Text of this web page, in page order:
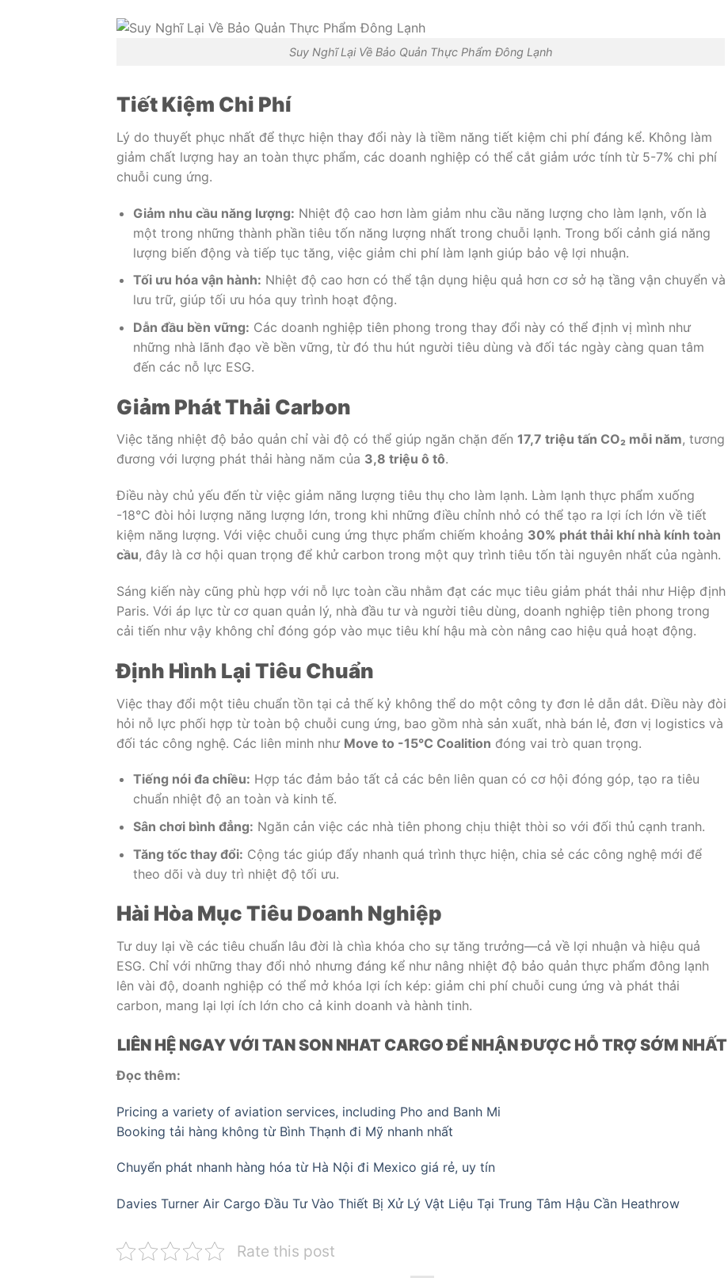
Suy Nghĩ Lại Về Bảo Quản Thực Phẩm Đông Lạnh
Tiết Kiệm Chi Phí
Lý do thuyết phục nhất để thực hiện thay đổi này là tiềm năng tiết kiệm chi phí đáng kể. Không làm
giảm chất lượng hay an toàn thực phẩm, các doanh nghiệp có thể cắt giảm ước tính từ 5-7% chi phí
chuỗi cung ứng.
Giảm nhu cầu năng lượng: Nhiệt độ cao hơn làm giảm nhu cầu năng lượng cho làm lạnh, vốn là
một trong những thành phần tiêu tốn năng lượng nhất trong chuỗi lạnh. Trong bối cảnh giá năng
lượng biến động và tiếp tục tăng, việc giảm chi phí làm lạnh giúp bảo vệ lợi nhuận.
Tối ưu hóa vận hành: Nhiệt độ cao hơn có thể tận dụng hiệu quả hơn cơ sở hạ tầng vận chuyển và
lưu trữ, giúp tối ưu hóa quy trình hoạt động.
Dẫn đầu bền vững: Các doanh nghiệp tiên phong trong thay đổi này có thể định vị mình như
những nhà lãnh đạo về bền vững, từ đó thu hút người tiêu dùng và đối tác ngày càng quan tâm
đến các nỗ lực ESG.
Giảm Phát Thải Carbon
Việc tăng nhiệt độ bảo quản chỉ vài độ có thể giúp ngăn chặn đến 17,7 triệu tấn CO₂ mỗi năm, tương
đương với lượng phát thải hàng năm của 3,8 triệu ô tô.
Điều này chủ yếu đến từ việc giảm năng lượng tiêu thụ cho làm lạnh. Làm lạnh thực phẩm xuống
-18°C đòi hỏi lượng năng lượng lớn, trong khi những điều chỉnh nhỏ có thể tạo ra lợi ích lớn về tiết
kiệm năng lượng. Với việc chuỗi cung ứng thực phẩm chiếm khoảng 30% phát thải khí nhà kính toàn
cầu, đây là cơ hội quan trọng để khử carbon trong một quy trình tiêu tốn tài nguyên nhất của ngành.
Sáng kiến này cũng phù hợp với nỗ lực toàn cầu nhằm đạt các mục tiêu giảm phát thải như Hiệp định
Paris. Với áp lực từ cơ quan quản lý, nhà đầu tư và người tiêu dùng, doanh nghiệp tiên phong trong
cải tiến như vậy không chỉ đóng góp vào mục tiêu khí hậu mà còn nâng cao hiệu quả hoạt động.
Định Hình Lại Tiêu Chuẩn
Việc thay đổi một tiêu chuẩn tồn tại cả thế kỷ không thể do một công ty đơn lẻ dẫn dắt. Điều này đòi
hỏi nỗ lực phối hợp từ toàn bộ chuỗi cung ứng, bao gồm nhà sản xuất, nhà bán lẻ, đơn vị logistics và
đối tác công nghệ. Các liên minh như Move to -15°C Coalition đóng vai trò quan trọng.
Tiếng nói đa chiều: Hợp tác đảm bảo tất cả các bên liên quan có cơ hội đóng góp, tạo ra tiêu
chuẩn nhiệt độ an toàn và kinh tế.
Sân chơi bình đẳng: Ngăn cản việc các nhà tiên phong chịu thiệt thòi so với đối thủ cạnh tranh.
Tăng tốc thay đổi: Cộng tác giúp đẩy nhanh quá trình thực hiện, chia sẻ các công nghệ mới để
theo dõi và duy trì nhiệt độ tối ưu.
Hài Hòa Mục Tiêu Doanh Nghiệp
Tư duy lại về các tiêu chuẩn lâu đời là chìa khóa cho sự tăng trưởng—cả về lợi nhuận và hiệu quả
ESG. Chỉ với những thay đổi nhỏ nhưng đáng kể như nâng nhiệt độ bảo quản thực phẩm đông lạnh
lên vài độ, doanh nghiệp có thể mở khóa lợi ích kép: giảm chi phí chuỗi cung ứng và phát thải
carbon, mang lại lợi ích lớn cho cả kinh doanh và hành tinh.
LIÊN HỆ NGAY VỚI TAN SON NHAT CARGO ĐỂ NHẬN ĐƯỢC HỖ TRỢ SỚM NHẤT
Đọc thêm:
Pricing a variety of aviation services, including Pho and Banh Mi
Booking tải hàng không từ Bình Thạnh đi Mỹ nhanh nhất
Chuyển phát nhanh hàng hóa từ Hà Nội đi Mexico giá rẻ, uy tín
Davies Turner Air Cargo Đầu Tư Vào Thiết Bị Xử Lý Vật Liệu Tại Trung Tâm Hậu Cần Heathrow
Rate this post